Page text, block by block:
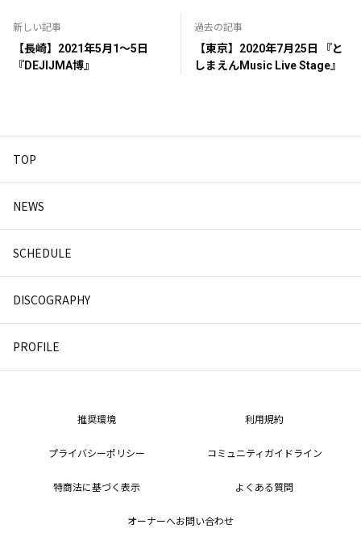
新しい記事
【長崎】2021年5月1〜5日
『DEJIJMA博』
過去の記事
【東京】2020年7月25日 『と
しまえんMusic Live Stage』
TOP
NEWS
SCHEDULE
DISCOGRAPHY
PROFILE
推奨環境 利用規約
プライバシーポリシー コミュニティガイドライン
特商法に基づく表示 よくある質問
オーナーへお問い合わせ